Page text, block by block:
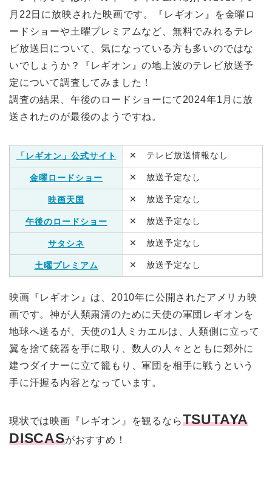
月22日に放映された映画です。『レギオン』を金曜ロ
ードショーや土曜プレミアムなど、無料でみれるテレ
ビ放送日について、気になっている方も多いのではな
いでしょうか？『レギオン』の地上波のテレビ放送予
定について調査してみました！
調査の結果、午後のロードショーにて2024年1月に放
送されたのが最後のようですね。
「レギオン」公式サイト ✕ テレビ放送情報なし
金曜ロードショー ✕ 放送予定なし
映画天国 ✕ 放送予定なし
午後のロードショー ✕ 放送予定なし
サタシネ ✕ 放送予定なし
土曜プレミアム ✕ 放送予定なし
映画『レギオン』は、2010年に公開されたアメリカ映
画です。神が人類粛清のために天使の軍団レギオンを
地球へ送るが、天使の1人ミカエルは、人類側に立って
翼を捨て銃器を手に取り、数人の人々とともに郊外に
建つダイナーに立て籠もり、軍団を相手に戦うという
手に汗握る内容となっています。
現状では映画『レギオン』を観るならTSUTAYA
DISCASがおすすめ！